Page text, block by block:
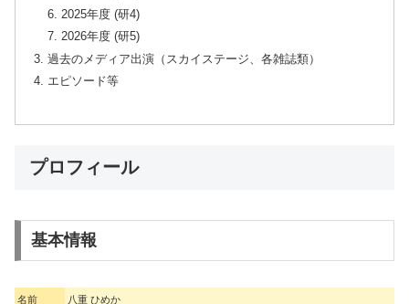
2025年度 (研4)
2026年度 (研5)
過去のメディア出演（スカイステージ、各雑誌類）
エピソード等
プロフィール
基本情報
名前 八重 ひめか